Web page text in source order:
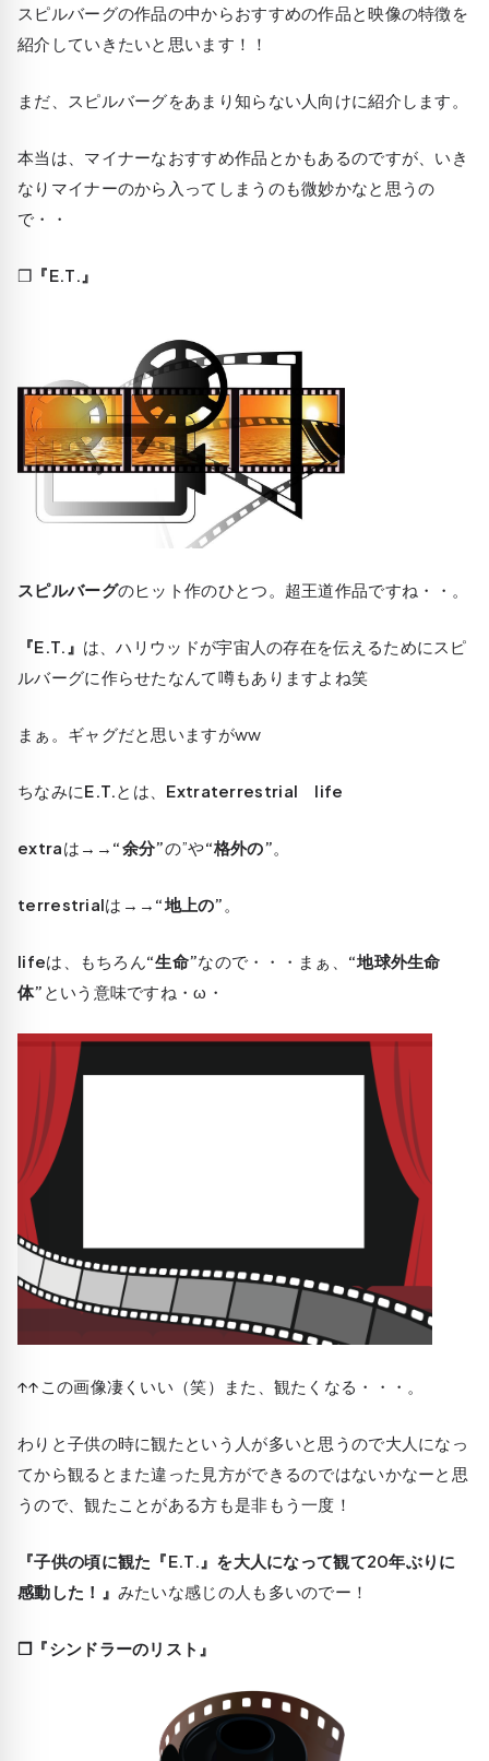
スピルバーグの作品の中からおすすめの作品と映像の特徴を
紹介していきたいと思います！！
まだ、スピルバーグをあまり知らない人向けに紹介します。
本当は、マイナーなおすすめ作品とかもあるのですが、いき
なりマイナーのから入ってしまうのも微妙かなと思うの
で・・
❒ 『E.T.』
スピルバーグのヒット作のひとつ。超王道作品ですね・・。
『E.T.』 は、ハリウッドが宇宙人の存在を伝えるためにスピ
ルバーグに作らせたなんて噂もありますよね笑
まぁ。ギャグだと思いますがww
ちなみにE.T. とは、 Extraterrestrial life
extraは→→ “余分”の”や“格外の”
terrestrialは→→ “地上の”
lifeは、もちろん “生命”なので・・・まぁ、 “地球外生命
体” という意味ですね・ω・
↑↑この画像凄くいい（笑）また、観たくなる・・・。
わりと子供の時に観たという人が多いと思うので大人になっ
てから観るとまた違った見方ができるのではないかなーと思
うので、観たことがある方も是非もう一度！
『子供の頃に観た『E.T.』を大人になって観て20年ぶりに
感動した！』 みたいな感じの人も多いのでー！
❒『シンドラーのリスト』